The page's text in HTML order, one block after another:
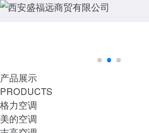
产品展示
PRODUCTS
格力空调
美的空调